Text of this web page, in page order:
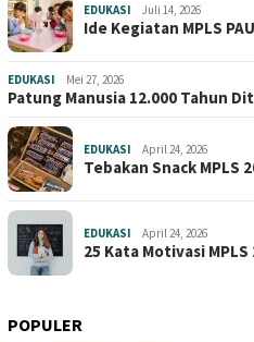
EDUKASI Juli 14, 2026
Ide Kegiatan MPLS
EDUKASI Mei 27, 2026
Patung Manusia 12.000 Tahun
EDUKASI April 24, 2026
Tebakan Snack
EDUKASI April 24, 2026
25 Kata Motivasi
POPULER